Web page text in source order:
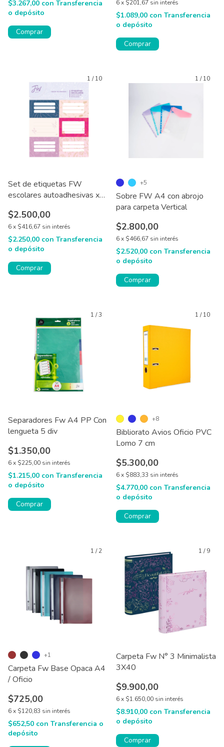
$3.267,00 con Transferencia
o depósito
Comprar
6x $201,67 sin interés
$1.089,00 con Transferencia
o depósito
Comprar
1 /10
Set de etiquetas FW
escolares autoadhesivas x
$2.500,00
6x $416,67 sin interés
$2.250,00 con Transferencia
o depósito
Comprar
1 /10
Sobre FW A4 con abrojo
para carpeta Vertical
$2.800,00
6x $466,67 sin interés
$2.520,00 con Transferencia
o depósito
+5
Comprar
1 /3
Separadores Fw A4 PP Con
lengueta 5 div
$1.350,00
6x $225,00 sin interés
$1.215,00 con Transferencia
o depósito
Comprar
1 /10
Bibliorato Avios Oficio PVC
Lomo 7 cm
$5.300,00
6x $883,33 sin interés
$4.770,00 con Transferencia
o depósito
+8
Comprar
1 /2
Carpeta Fw Base Opaca A4
/ Oficio
$725,00
6x $120,83 sin interés
$652,50 con Transferencia o
depósito
+1
1 /9
Carpeta Fw N° 3 Minimalista
3X40
$9.900,00
6x $1.650,00 sin interés
$8.910,00 con Transferencia
o depósito
Comprar